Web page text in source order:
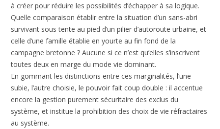
à créer pour réduire les possibilités d’échapper à sa logique.
Quelle comparaison établir entre la situation d’un sans-abri
survivant sous tente au pied d’un pilier d’autoroute urbaine, et
celle d’une famille établie en yourte au fin fond de la
campagne bretonne ? Aucune si ce n’est qu’elles s’inscrivent
toutes deux en marge du mode vie dominant.
En gommant les distinctions entre ces marginalités, l’une
subie, l’autre choisie, le pouvoir fait coup double : il accentue
encore la gestion purement sécuritaire des exclus du
système, et institue la prohibition des choix de vie réfractaires
au système.